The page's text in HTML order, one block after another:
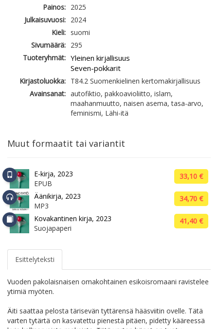
Painos: 2025
Julkaisuvuosi: 2024
Kieli: suomi
Sivumäärä: 295
Tuoteryhmät: Yleinen kirjallisuus
Seven-pokkarit
Kirjastoluokka: T84.2 Suomenkielinen kertomakirjallisuus
Avainsanat: autofiktio, pakkoavioliitto, islam,
maahanmuutto, naisen asema, tasa-arvo,
feminismi, Lähi-itä
Muut formaatit tai variantit
E-kirja, 2023
EPUB
33,10 €
Äänikirja, 2023
MP3
34,70 €
Kovakantinen kirja, 2023
Suojapaperi
41,40 €
Esittelyteksti
Vuoden pakolaisnaisen omakohtainen esikoisromaani ravistelee
ytimiä myöten.
Äiti saattaa pelosta tärisevän tyttärensä hääsviitin ovelle. Tätä
varten tytärtä on kasvatettu pienestä pitäen, pidetty kääreessä